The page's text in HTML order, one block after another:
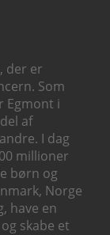
der er
Som
Egmont i
af
I dag
millioner
børn og
Norge
have en
skabe et